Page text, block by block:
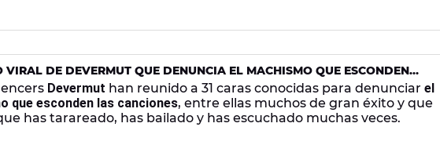
VIRAL DE DEVERMUT QUE DENUNCIA EL MACHISMO QUE ESCONDEN
QUE SEGURO QUE HAS CANTADO Y BAILADO
Devermut han reunido a 31 caras conocidas para denunciar el
que esconden las canciones, entre ellas muchos de gran éxito y que
has tarareado, has bailado y has escuchado muchas veces.